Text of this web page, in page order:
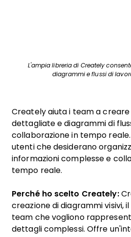
L'ampia libreria di Creately
diagrammi e flussi di
Creately aiuta i team a
dettagliate e diagrammi di
collaborazione in tempo
utenti che desiderano
informazioni complesse e
tempo reale.
Perché ho scelto Creately:
creazione di diagrammi visivi,
team che vogliono
dettagli complessi. Offre